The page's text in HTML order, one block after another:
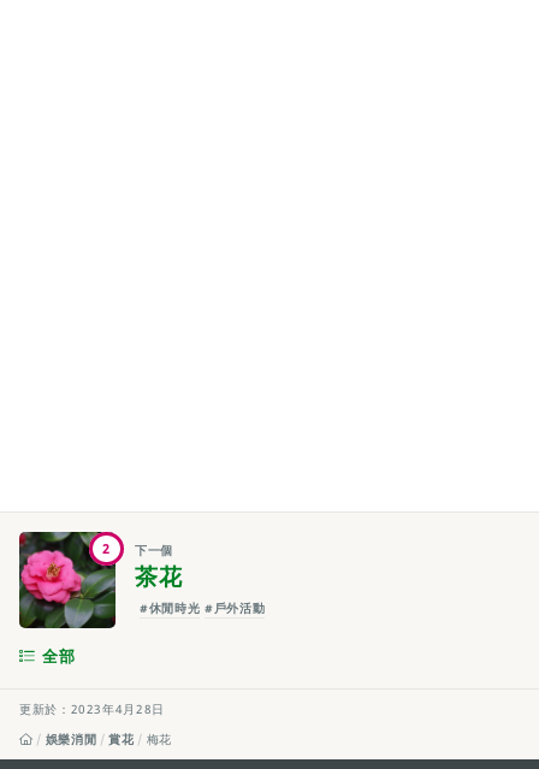
2 下一個
茶花
#休閒時光 #戶外活動
全部
更新於：2023年4月28日
娛樂消閒
賞花 梅花